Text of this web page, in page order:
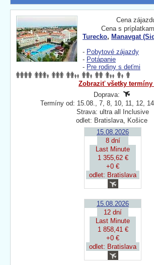
Cena
Cena s
Turecko, Manavgat
- Pobytové zájazdy
- Potápanie
- Pre rodiny s deťmi
Zobraziť všetky
Doprava:
Termíny od: 15.08., 7, 8, 10, 11, 12,
Strava: ultra all Inclusive
odlet: Bratislava, Košice
15.08.2026
8 dní
Last Minute
1 355,62 €
+0 €
odlet: Bratislava
15.08.2026
12 dní
Last Minute
1 858,41 €
+0 €
odlet: Bratislava